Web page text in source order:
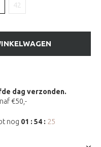
42
dag verzonden.
€50,-
nog 01 : 54 : 25